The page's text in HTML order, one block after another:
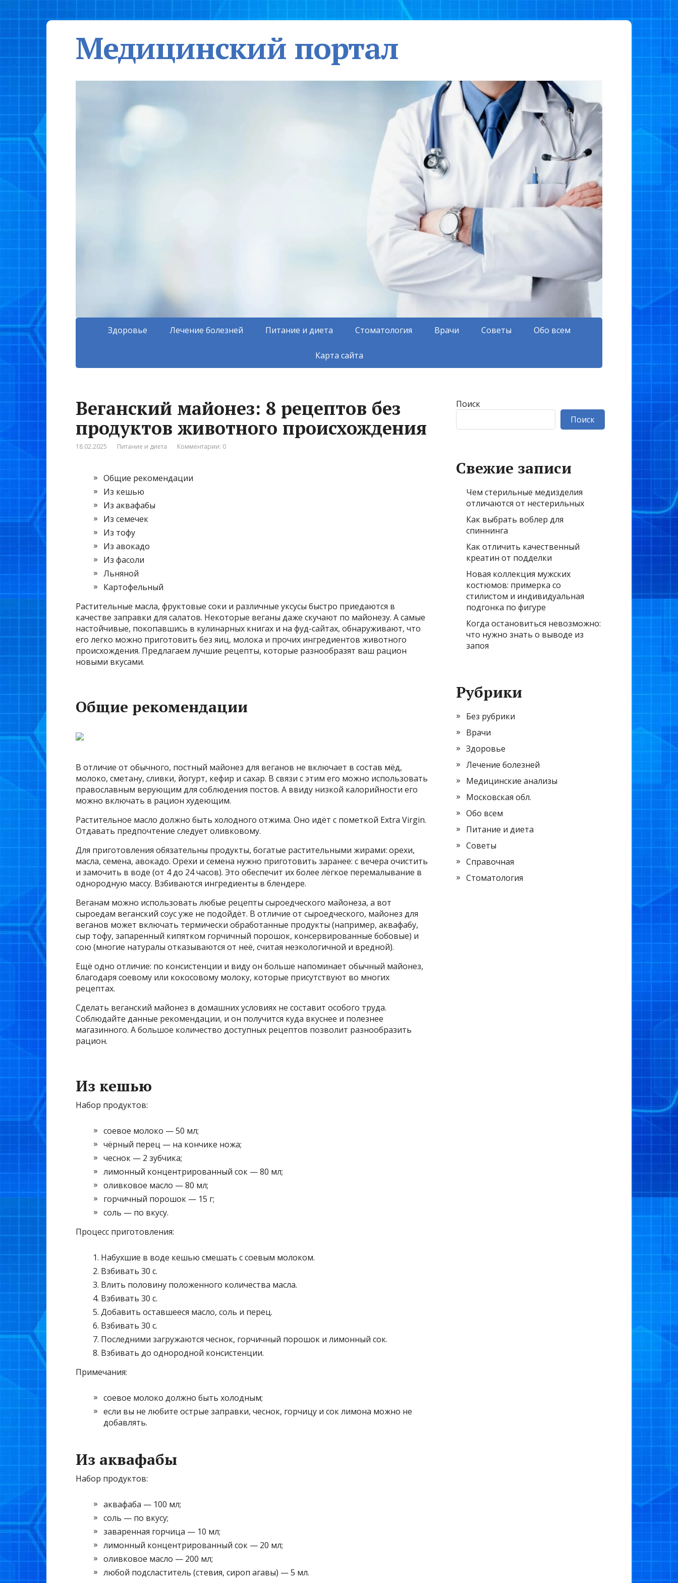
Медицинский портал
Здоровье Лечение болезней Питание и диета Стоматология Врачи Советы Обо всем
Карта сайта
Веганский майонез: 8 рецептов без
продуктов животного происхождения
18.02.2025 Питание и диета Комментарии: 0
Общие рекомендации
Из кешью
Из аквафабы
Из семечек
Из тофу
Из авокадо
Из фасоли
Льняной
Картофельный
Растительные масла, фруктовые соки и различные уксусы быстро приедаются в
качестве заправки для салатов. Некоторые веганы даже скучают по майонезу. А самые
настойчивые, покопавшись в кулинарных книгах и на фуд-сайтах, обнаруживают, что
его легко можно приготовить без яиц, молока и прочих ингредиентов животного
происхождения. Предлагаем лучшие рецепты, которые разнообразят ваш рацион
новыми вкусами.
Общие рекомендации
В отличие от обычного, постный майонез для веганов не включает в состав мёд,
молоко, сметану, сливки, йогурт, кефир и сахар. В связи с этим его можно использовать
православным верующим для соблюдения постов. А ввиду низкой калорийности его
можно включать в рацион худеющим.
Растительное масло должно быть холодного отжима. Оно идёт с пометкой Extra Virgin.
Отдавать предпочтение следует оливковому.
Для приготовления обязательны продукты, богатые растительными жирами: орехи,
масла, семена, авокадо. Орехи и семена нужно приготовить заранее: с вечера очистить
и замочить в воде (от 4 до 24 часов). Это обеспечит их более лёгкое перемалывание в
однородную массу. Взбиваются ингредиенты в блендере.
Веганам можно использовать любые рецепты сыроедческого майонеза, а вот
сыроедам веганский соус уже не подойдёт. В отличие от сыроедческого, майонез для
веганов может включать термически обработанные продукты (например, аквафабу,
сыр тофу, запаренный кипятком горчичный порошок, консервированные бобовые) и
сою (многие натуралы отказываются от неё, считая неэкологичной и вредной).
Ещё одно отличие: по консистенции и виду он больше напоминает обычный майонез,
благодаря соевому или кокосовому молоку, которые присутствуют во многих
рецептах.
Сделать веганский майонез в домашних условиях не составит особого труда.
Соблюдайте данные рекомендации, и он получится куда вкуснее и полезнее
магазинного. А большое количество доступных рецептов позволит разнообразить
рацион.
Из кешью
Набор продуктов:
соевое молоко — 50 мл;
чёрный перец — на кончике ножа;
чеснок — 2 зубчика;
лимонный концентрированный сок — 80 мл;
оливковое масло — 80 мл;
горчичный порошок — 15 г;
соль — по вкусу.
Процесс приготовления:
Набухшие в воде кешью смешать с соевым молоком.
Взбивать 30 с.
Влить половину положенного количества масла.
Взбивать 30 с.
Добавить оставшееся масло, соль и перец.
Взбивать 30 с.
Последними загружаются чеснок, горчичный порошок и лимонный сок.
Взбивать до однородной консистенции.
Примечания:
соевое молоко должно быть холодным;
если вы не любите острые заправки, чеснок, горчицу и сок лимона можно не
добавлять.
Из аквафабы
Набор продуктов:
аквафаба — 100 мл;
соль — по вкусу;
заваренная горчица — 10 мл;
лимонный концентрированный сок — 20 мл;
оливковое масло — 200 мл;
любой подсластитель (стевия, сироп агавы) — 5 мл.
Поиск
Поиск
Свежие записи
Чем стерильные медизделия
отличаются от нестерильных
Как выбрать воблер для
спиннинга
Как отличить качественный
креатин от подделки
Новая коллекция мужских
костюмов: примерка со
стилистом и индивидуальная
подгонка по фигуре
Когда остановиться невозможно:
что нужно знать о выводе из
запоя
Рубрики
Без рубрики
Врачи
Здоровье
Лечение болезней
Медицинские анализы
Московская обл.
Обо всем
Питание и диета
Советы
Справочная
Стоматология